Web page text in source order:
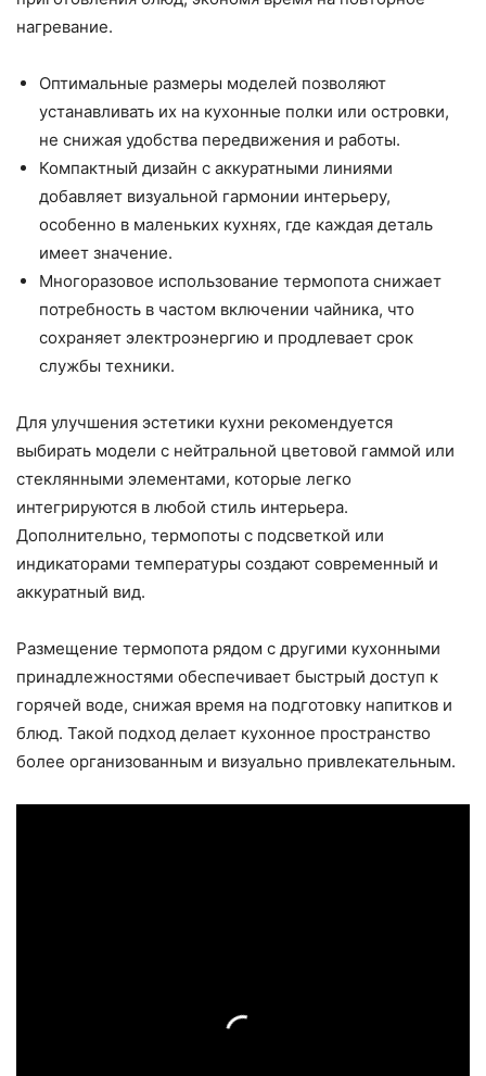
нагревание.
Оптимальные размеры моделей позволяют
устанавливать их на кухонные полки или островки,
не снижая удобства передвижения и работы.
Компактный дизайн с аккуратными линиями
добавляет визуальной гармонии интерьеру,
особенно в маленьких кухнях, где каждая деталь
имеет значение.
Многоразовое использование термопота снижает
потребность в частом включении чайника, что
сохраняет электроэнергию и продлевает срок
службы техники.
Для улучшения эстетики кухни рекомендуется
выбирать модели с нейтральной цветовой гаммой или
стеклянными элементами, которые легко
интегрируются в любой стиль интерьера.
Дополнительно, термопоты с подсветкой или
индикаторами температуры создают современный и
аккуратный вид.
Размещение термопота рядом с другими кухонными
принадлежностями обеспечивает быстрый доступ к
горячей воде, снижая время на подготовку напитков и
блюд. Такой подход делает кухонное пространство
более организованным и визуально привлекательным.